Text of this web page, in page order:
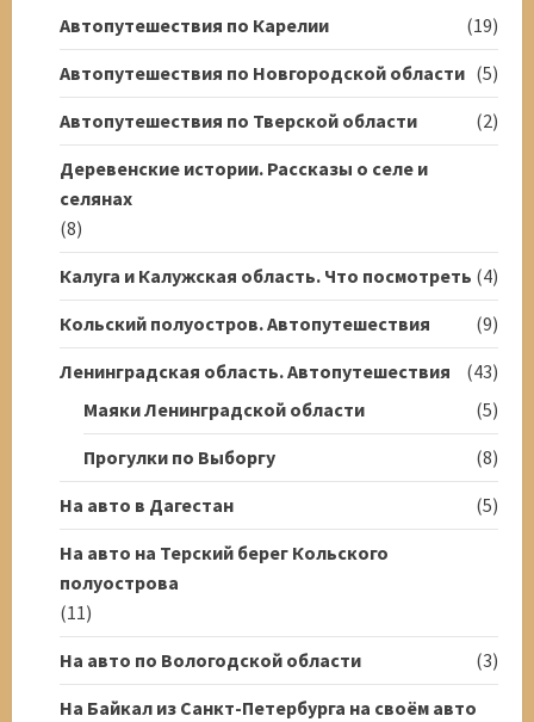
Автопутешествия по Карелии
(19)
Автопутешествия по Новгородской области (5)
Автопутешествия по Тверской области
(2)
Деревенские истории. Рассказы о селе и
селянах
(8)
Калуга и Калужская область. Что посмотреть (4)
Кольский полуостров. Автопутешествия
(9)
Ленинградская область. Автопутешествия
(43)
Маяки Ленинградской области
(5)
Прогулки по Выборгу
(8)
На авто в Дагестан
(5)
На авто на Терский берег Кольского
полуострова
(11)
На авто по Вологодской области
(3)
На Байкал из Санкт-Петербурга на своём авто